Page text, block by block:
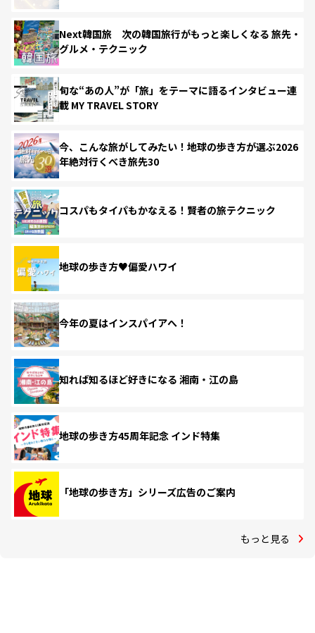
Next韓国旅 次の韓国旅行がもっと楽しくなる 旅先・
グルメ・テクニック
旬な“あの人”が「旅」をテーマに語るインタビュー連
載 MY TRAVEL STORY
今、こんな旅がしてみたい！地球の歩き方が選ぶ2026
年絶対行くべき旅先30
コスパもタイパもかなえる！賢者の旅テクニック
地球の歩き方♥偏愛ハワイ
今年の夏はインスパイアへ！
知れば知るほど好きになる 湘南・江の島
地球の歩き方45周年記念 インド特集
「地球の歩き方」シリーズ広告のご案内
もっと見る